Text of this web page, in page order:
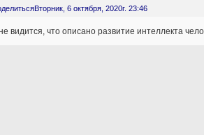
Вторник, 6 октября, 2020г. 23:46
видится, что описано развитие интеллекта